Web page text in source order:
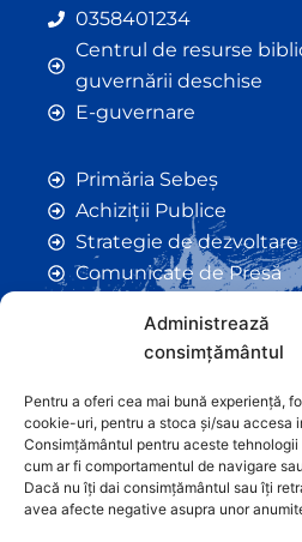
Administrează
consimțământul
Pentru a oferi cea mai bună experiență,
cookie-uri, pentru a stoca și/sau accesa
Consimțământul pentru aceste
cum ar fi comportamentul de navigare
Dacă nu îți dai consimțământul sau îți
avea afecte negative asupra unor
0358401234
Centrul de resurse
guvernării deschise
E-guvernare
Primăria Sebeș
Achiziții Publice
Strategie de dezvoltare
Comunicate de Presă
Anunțuri
Hotarâri de Consiliu
Certificate de
Autorizații de
Orașe Înfrățite
Contact